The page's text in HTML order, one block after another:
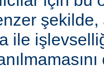
şekilde,
ile